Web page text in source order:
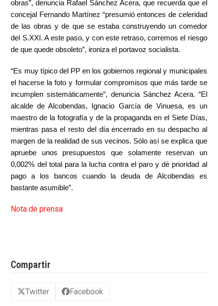
obras”, denuncia Rafael Sánchez Acera, que recuerda que el
concejal Fernando Martínez “presumió entonces de celeridad
de las obras y de que se estaba construyendo un comedor
del S.XXI. A este paso, y con este retraso, corremos el riesgo
de que quede obsoleto”, ironiza el portavoz socialista.
“Es muy típico del PP en los gobiernos regional y municipales
el hacerse la foto y formular compromisos que más tarde se
incumplen sistemáticamente”, denuncia Sánchez Acera. “El
alcalde de Alcobendas, Ignacio García de Vinuesa, es un
maestro de la fotografía y de la propaganda en el Siete Días,
mientras pasa el resto del día encerrado en su despacho al
margen de la realidad de sus vecinos. Sólo así se explica que
apruebe unos presupuestos que solamente reservan un
0,002% del total para la lucha contra el paro y dé prioridad al
pago a los bancos cuando la deuda de Alcobendas es
bastante asumible”.
Nota de prensa
Compartir
Twitter Facebook